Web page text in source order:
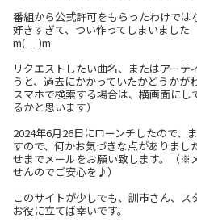
番組から公式許可をもらったわけで
好きすぎて、つい作ってしまいました
m(_ _)m
リクエストしたい曲名、またはアーテ
うと、過去にかかっていたかどうか
スマホで検索する場合は、横画面に
るかと思います）
2024年6月26日にローンチしたので、
すので、何かお気づきな点がありま
せまでメールをお願い致します。（※
せんのでご安心を♪）
このサイトが少しでも、訓市さん、
お役に立てば幸いです。